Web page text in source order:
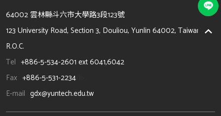
64002 雲林縣斗六市大學路3段123號
123 University Road, Section 3, Douliou, Yunlin 64002, Taiwan,
R.O.C.
Tel +886-5-534-2601 ext 6041,6042
Fax +886-5-531-2234
E-mail gdx@yuntech.edu.tw